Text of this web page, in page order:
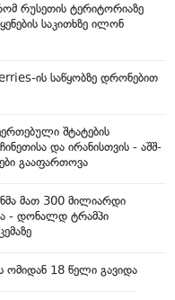
რუსეთის ტერიტორიაზე
საკითხზე ილონ
ის საწყობზე დრონებით
შტატების
და ირანისთვის - აშშ-
გააფართოვა
მათ 300 მილიარდი
- დონალდ ტრამპი
18 წელი გავიდა